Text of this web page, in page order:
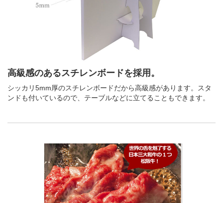
高級感のあるスチレンボードを採用。
シッカリ5mm厚のスチレンボードだから高級感があります。スタ
ンドも付いているので、テーブルなどに立てることもできます。